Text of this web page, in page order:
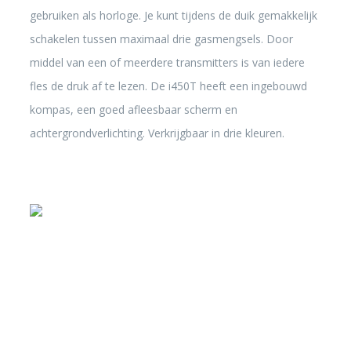
gebruiken als horloge. Je kunt tijdens de duik gemakkelijk
schakelen tussen maximaal drie gasmengsels. Door
middel van een of meerdere transmitters is van iedere
fles de druk af te lezen. De i450T heeft een ingebouwd
kompas, een goed afleesbaar scherm en
achtergrondverlichting. Verkrijgbaar in drie kleuren.